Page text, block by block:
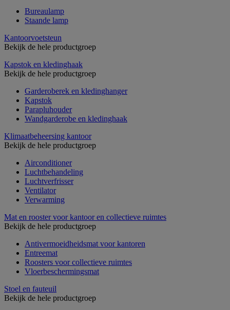
Bureaulamp
Staande lamp
Kantoorvoetsteun
Bekijk de hele productgroep
Kapstok en kledinghaak
Bekijk de hele productgroep
Garderoberek en kledinghanger
Kapstok
Parapluhouder
Wandgarderobe en kledinghaak
Klimaatbeheersing kantoor
Bekijk de hele productgroep
Airconditioner
Luchtbehandeling
Luchtverfrisser
Ventilator
Verwarming
Mat en rooster voor kantoor en collectieve ruimtes
Bekijk de hele productgroep
Antivermoeidheidsmat voor kantoren
Entreemat
Roosters voor collectieve ruimtes
Vloerbeschermingsmat
Stoel en fauteuil
Bekijk de hele productgroep